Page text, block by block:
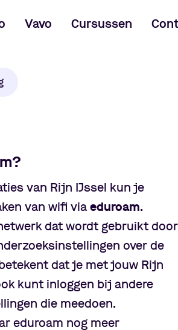
Vavo Cursussen
van Rijn IJssel kun je
van wifi via eduroam.
dat wordt gebruikt door
over de
dat je met jouw Rijn
kunt inloggen bij andere
die meedoen.
eduroam nog meer